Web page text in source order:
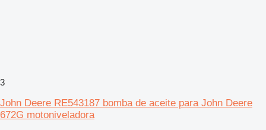
3
John Deere RE543187 bomba de aceite para John Deere
672G motoniveladora